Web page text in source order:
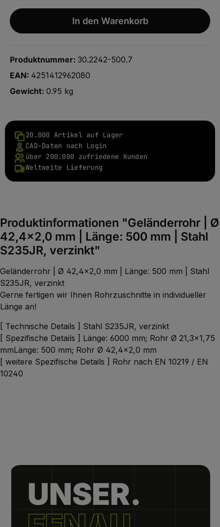
In den Warenkorb
Produktnummer: 30.2242-500.7
EAN: 4251412962080
Gewicht: 0.95 kg
20.000 Artikel auf Lager
CAD-Daten nach Login
über 200.000 zufriedene Kunden
Weltweite Lieferung
Produktinformationen "Geländerrohr | Ø
42,4x2,0 mm | Länge: 500 mm | Stahl
S235JR, verzinkt"
Geländerrohr | Ø 42,4x2,0 mm | Länge: 500 mm | Stahl
S235JR, verzinkt
Gerne fertigen wir Ihnen Rohrzuschnitte in individueller
Länge an!
[ Technische Details ] Stahl S235JR, verzinkt
[ Spezifische Details ] Länge: 6000 mm; Rohr Ø 21,3x1,75
mmLänge: 500 mm; Rohr Ø 42,4x2,0 mm
[ weitere Spezifische Details ] Rohr nach EN 10219 / EN
10240
UNSER.